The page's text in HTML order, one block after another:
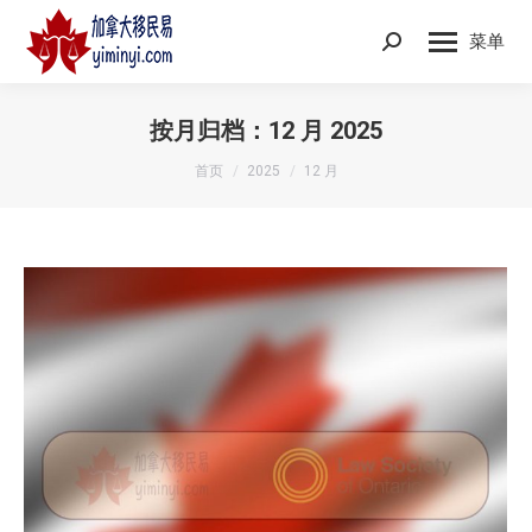
菜单
Search:
按月归档： 12 月 2025
您在这里：
首页 2025 12 月